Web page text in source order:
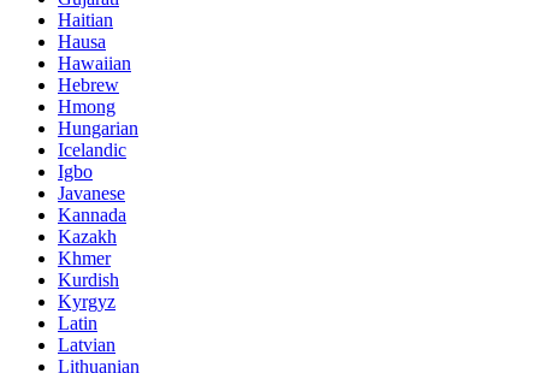
Haitian
Hausa
Hawaiian
Hebrew
Hmong
Hungarian
Icelandic
Igbo
Javanese
Kannada
Kazakh
Khmer
Kurdish
Kyrgyz
Latin
Latvian
Lithuanian